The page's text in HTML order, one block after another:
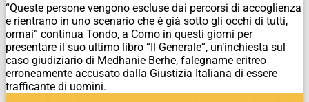
“Queste persone vengono escluse dai percorsi di accoglienza
e rientrano in uno scenario che è già sotto gli occhi di tutti,
ormai” continua Tondo, a Como in questi giorni per
presentare il suo ultimo libro “Il Generale”, un’inchiesta sul
caso giudiziario di Medhanie Berhe, falegname eritreo
erroneamente accusato dalla Giustizia Italiana di essere
trafficante di uomini.